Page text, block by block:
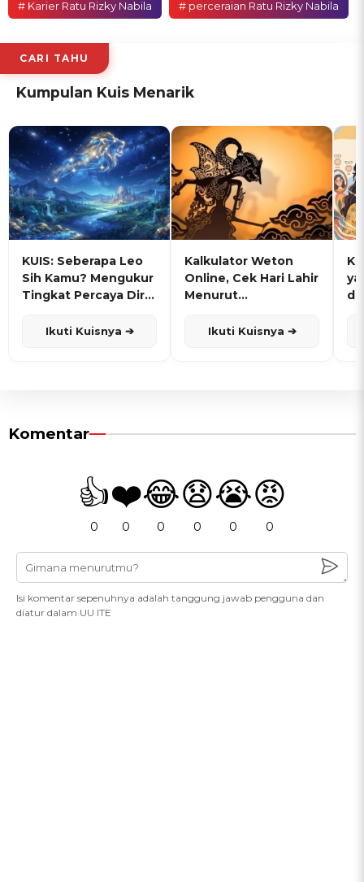
# Karier Ratu Rizky Nabila # perceraian Ratu Rizky Nabila
CARI TAHU
Kumpulan Kuis Menarik
KUIS: Seberapa Leo
Sih Kamu? Mengukur
Tingkat Percaya Diri
Ikuti Kuisnya ➔
Kalkulator Weton
Online, Cek Hari Lahir
Menurut
Ikuti Kuisnya ➔
Komentar
👍
0
❤️
0
😂
0
😧
0
😭
0
😡
0
Isi komentar sepenuhnya adalah tanggung jawab pengguna dan
diatur dalam UU ITE